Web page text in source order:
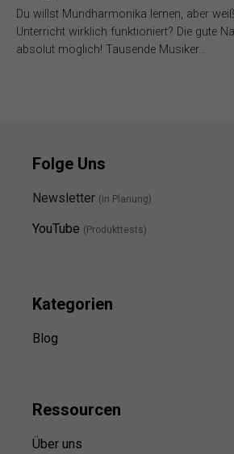
Du willst Mundharmonika lernen, aber
Unterricht wirklich funktioniert? Die gute
absolut möglich! Tausende Musiker…
Folge Uns
Newsletter (in Planung)
YouTube (Produkttests)
Kategorien
Blog
Ressourcen
Über uns